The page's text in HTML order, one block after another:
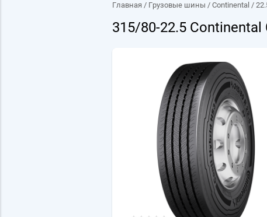
Главная / Грузовые шины / Continental /
315/80-22.5 Continental